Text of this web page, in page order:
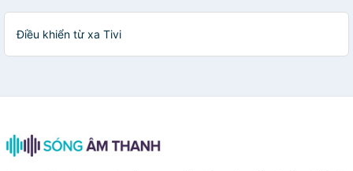
Điều khiển từ xa Tivi